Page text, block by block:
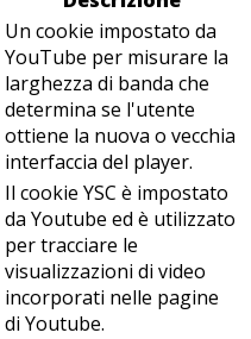
Un cookie impostato da
YouTube per misurare la
larghezza di banda che
determina se l'utente
ottiene la nuova o vecchia
interfaccia del player.
Il cookie YSC è impostato
da Youtube ed è utilizzato
per tracciare le
visualizzazioni di video
incorporati nelle pagine
di Youtube.